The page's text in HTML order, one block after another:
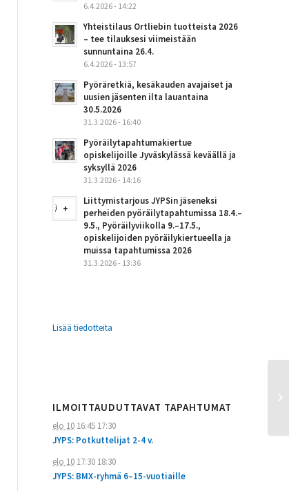
6.4.2026 - 14:22
Yhteistilaus Ortliebin tuotteista 2026
– tee tilauksesi viimeistään
sunnuntaina 26.4.
6.4.2026 - 13:57
Pyöräretkiä, kesäkauden avajaiset ja
uusien jäsenten ilta lauantaina
30.5.2026
31.3.2026 - 16:40
Pyöräilytapahtumakiertue
opiskelijoille Jyväskylässä keväällä ja
syksyllä 2026
31.3.2026 - 14:16
Liittymistarjous JYPSin jäseneksi
perheiden pyöräilytapahtumissa 18.4.–
9.5., Pyöräilyviikolla 9.–17.5.,
opiskelijoiden pyöräilykiertueella ja
muissa tapahtumissa 2026
31.3.2026 - 13:36
Lisää tiedotteita
ILMOITTAUDUTTAVAT TAPAHTUMAT
elo 10 16:45 17:30
JYPS: Potkuttelijat 2-4 v.
elo 10 17:30 18:30
JYPS: BMX-ryhmä 6–15-vuotiaille